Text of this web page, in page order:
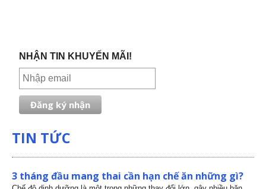
NHẬN TIN KHUYẾN MÃI!
TIN TỨC
3 tháng đầu mang thai cần hạn chế ăn những gì?